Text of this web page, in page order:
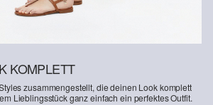
KOMPLETT
zusammengestellt, die deinen Look komplett
Lieblingsstück ganz einfach ein perfektes Outfit.